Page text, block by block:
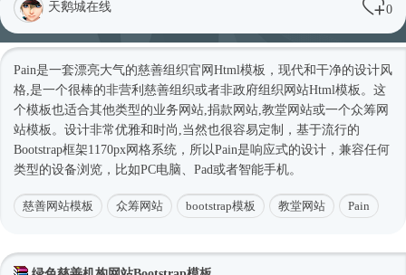
天鹅城在线 0
Pain是一套漂亮大气的慈善组织官网 Html模板 ，现代和干净的设计风
格,是一个很棒的非营利慈善组织或者非政府组织网站Html模板 。这
个模板也适合其他类型的业务网站,捐款网站,教堂网站或一个众筹网
站模板 。设计非常优雅和 时尚 ,当然也很容易定制，基于流行的
Bootstrap框架1170px网格系统，所以Pain是响应式的设计，兼容任何
类型的设备浏览，比如PC电脑、Pad或者智能手机。
慈善网站模板 众筹网站 bootstrap模板 教堂网站 Pain